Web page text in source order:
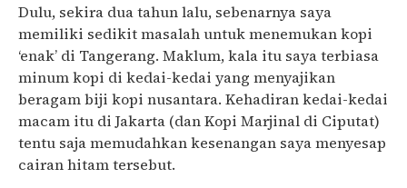
Dulu, sekira dua tahun lalu, sebenarnya saya
memiliki sedikit masalah untuk menemukan kopi
‘enak’ di Tangerang. Maklum, kala itu saya terbiasa
minum kopi di kedai-kedai yang menyajikan
beragam biji kopi nusantara. Kehadiran kedai-kedai
macam itu di Jakarta (dan Kopi Marjinal di Ciputat)
tentu saja memudahkan kesenangan saya menyesap
cairan hitam tersebut.